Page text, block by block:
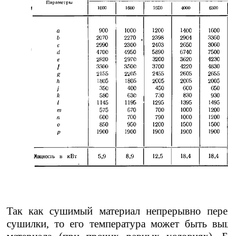
Так как сушимый материал непрерывно
сушилки, то его температура может быть